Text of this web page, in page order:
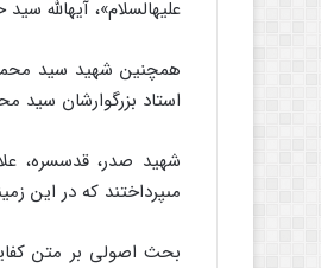
علیه‏السلام‏»، آیه‏الله
استاد بزرگوارشان سید
شهید صدر، قدس‏سره،
مى‏پرداختند که در این
بحث اصولى بر متن